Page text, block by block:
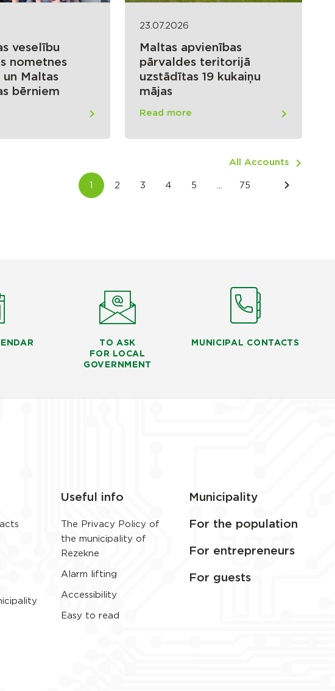
veselību
nometnes
un Maltas
bērniem
23.07.2026
Maltas apvienības
pārvaldes teritorijā
uzstādītas 19 kukaiņu
mājas
Read more
All Accounts
TO ASK
FOR LOCAL
GOVERNMENT
MUNICIPAL CONTACTS
Useful info
The Privacy Policy of
the municipality of
Rezekne
Alarm lifting
Accessibility
Easy to read
Municipality
For the population
For entrepreneurs
For guests